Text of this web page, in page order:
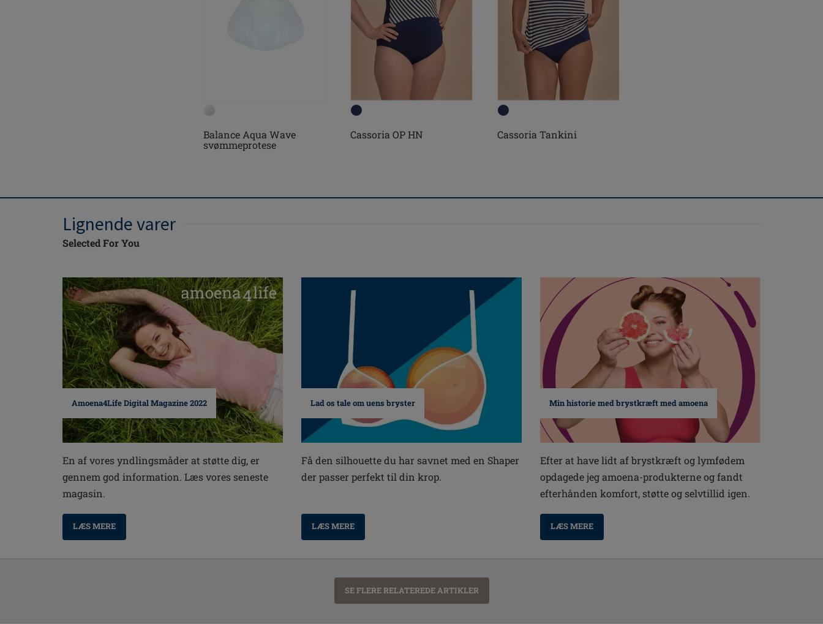
Balance Aqua Wave
svømmeprotese
Cassoria OP HN Cassoria Tankini
Lignende varer
Selected For You
Amoena4Life Digital Magazine 2022
En af vores yndlingsmåder at støtte dig, er
gennem god information. Læs vores seneste
magasin.
LÆS MERE
Lad os tale om uens bryster
Få den silhouette du har savnet med en Shaper
der passer perfekt til din krop.
LÆS MERE
Min historie med brystkræft med amoena
Efter at have lidt af brystkræft og lymfødem
opdagede jeg amoena-produkterne og fandt
efterhånden komfort, støtte og selvtillid igen.
LÆS MERE
SE FLERE RELATEREDE ARTIKLER